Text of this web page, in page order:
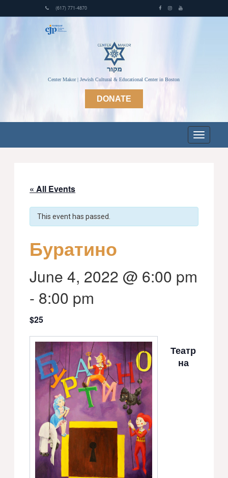
(617) 771-4870
Center Makor | Jewish Cultural & Educational Center in Boston
DONATE
« All Events
This event has passed.
Буратино
June 4, 2022 @ 6:00 pm
- 8:00 pm
$25
Театр
на